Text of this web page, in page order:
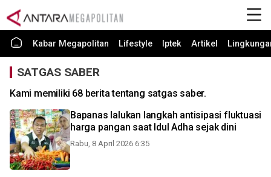
Kabar Megapolitan Lifestyle Iptek Artikel
SATGAS SABER
Kami memiliki 68 berita tentang satgas saber.
Bapanas lalukan langkah antisipasi fluktuasi
harga pangan saat Idul Adha sejak dini
Rabu, 8 April 2026 6:35